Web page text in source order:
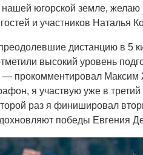
нашей югорской земле,
и участников Наталья
дистанцию в 5
высокий уровень
— прокомментировал
я участвую уже в
раз я финишировал
победы Евгения